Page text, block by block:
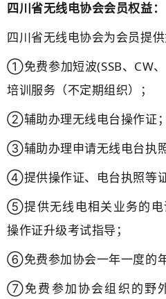
四川省无线电协会会员权益：
四川省无线电协会为会员提
①免费参加短波(SSB、CW、
培训服务（不定期组织）；
②辅助办理无线电台操作证；
③辅助办理申请无线电台执照
④提供操作证、电台执照等证
⑤提供无线电相关业务的电
操作证升级考试指导；
⑥免费参加协会一年一度的年
⑦免费参加协会组织的野